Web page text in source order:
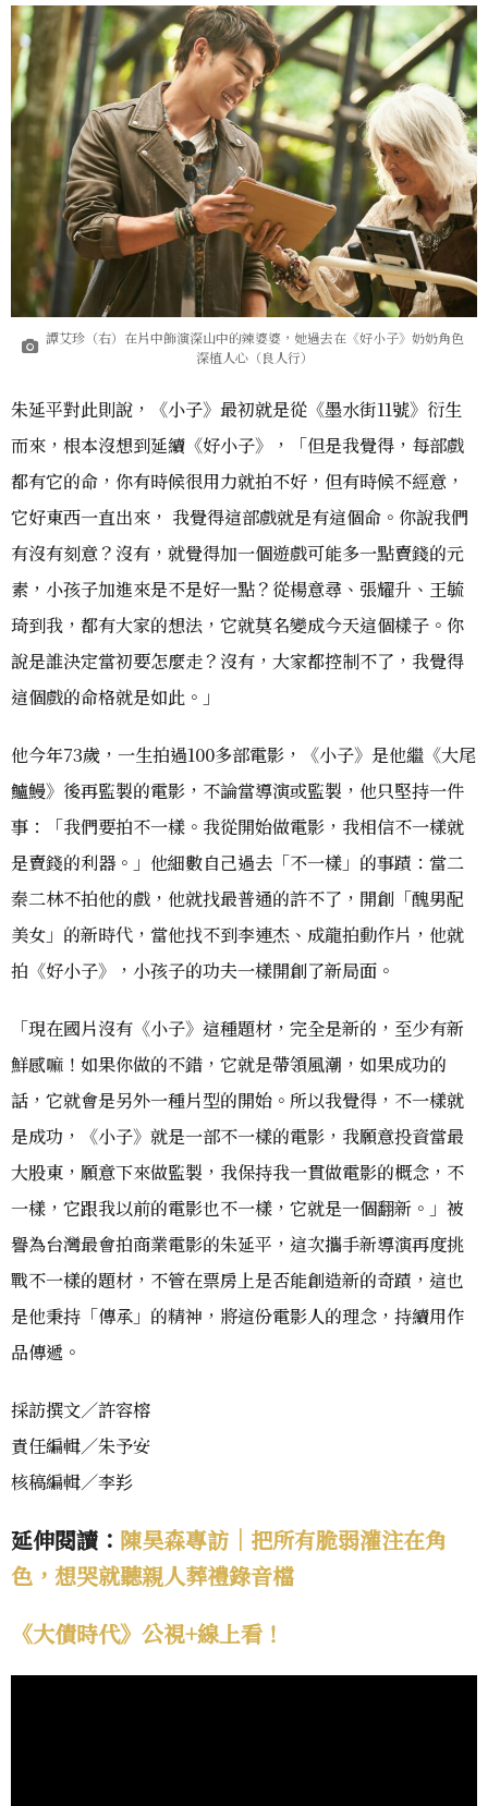
譚艾珍（右）在片中飾演深山中的辣婆婆，她過去在《好小子》奶奶角色
深植人心（良人行）
朱延平對此則說，《小子》最初就是從《墨水街11號》衍生
而來，根本沒想到延續《好小子》，「但是我覺得，每部戲
都有它的命，你有時候很用力就拍不好，但有時候不經意，
它好東西一直出來， 我覺得這部戲就是有這個命。你說我們
有沒有刻意？沒有，就覺得加一個遊戲可能多一點賣錢的元
素，小孩子加進來是不是好一點？從楊意尋、張耀升、王毓
琦到我，都有大家的想法，它就莫名變成今天這個樣子。你
說是誰決定當初要怎麼走？沒有，大家都控制不了，我覺得
這個戲的命格就是如此。」
他今年73歲，一生拍過100多部電影，《小子》是他繼《大尾
鱸鰻》後再監製的電影，不論當導演或監製，他只堅持一件
事：「我們要拍不一樣。我從開始做電影，我相信不一樣就
是賣錢的利器。」他細數自己過去「不一樣」的事蹟：當二
秦二林不拍他的戲，他就找最普通的許不了，開創「醜男配
美女」的新時代，當他找不到李連杰、成龍拍動作片，他就
拍《好小子》，小孩子的功夫一樣開創了新局面。
「現在國片沒有《小子》這種題材，完全是新的，至少有新
鮮感嘛！如果你做的不錯，它就是帶領風潮，如果成功的
話，它就會是另外一種片型的開始。所以我覺得，不一樣就
是成功，《小子》就是一部不一樣的電影，我願意投資當最
大股東，願意下來做監製，我保持我一貫做電影的概念，不
一樣，它跟我以前的電影也不一樣，它就是一個翻新。」被
譽為台灣最會拍商業電影的朱延平，這次攜手新導演再度挑
戰不一樣的題材，不管在票房上是否能創造新的奇蹟，這也
是他秉持「傳承」的精神，將這份電影人的理念，持續用作
品傳遞。
採訪撰文／許容榕
責任編輯／朱予安
核稿編輯／李羏
延伸閱讀： 陳昊森專訪｜把所有脆弱灌注在角
色，想哭就聽親人葬禮錄音檔
《大債時代》公視+線上看！